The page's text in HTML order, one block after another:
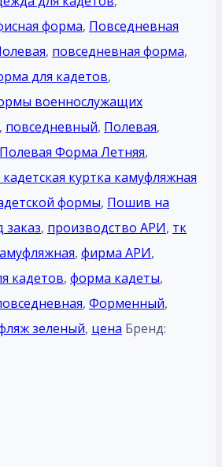
форма, Повседневная
, повседневная форма,
для кадетов,
военнослужащих
, повседневный, Полевая,
Полевая Форма Летняя,
куртка камуфляжная
формы, Пошив на
, производство АРИ, тк
, фирма АРИ,
кадетов, форма кадеты,
, Форменный,
зеленый, цена Бренд: